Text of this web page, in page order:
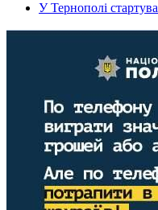
У Тернополі